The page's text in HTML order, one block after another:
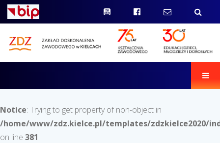
Notice: Trying to get property of non-object in
/home/www/zdz.kielce.pl/templates/zdzkielce2020/
on line 381